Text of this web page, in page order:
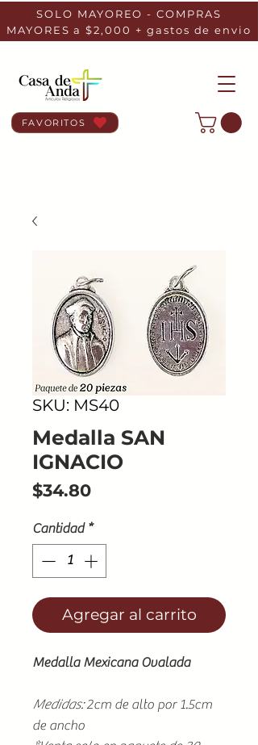
SOLO MAYOREO - COMPRAS
MAYORES a $2,000 + gastos de envio
FAVORITOS
SKU: MS40
Medalla SAN
IGNACIO
$34.80Precio
Cantidad *
Agregar al carrito
Medalla Mexicana Ovalada
Medidas:2cm de alto por 1.5cm
de ancho